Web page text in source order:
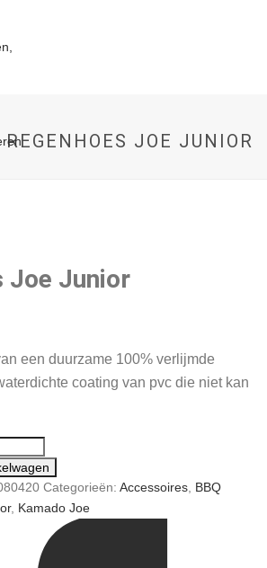
REGENHOES JOE JUNIOR
Joe Junior
een duurzame 100% verlijmde
coating van pvc die niet kan
Categorieën: Accessoires, BBQ
, Kamado Joe